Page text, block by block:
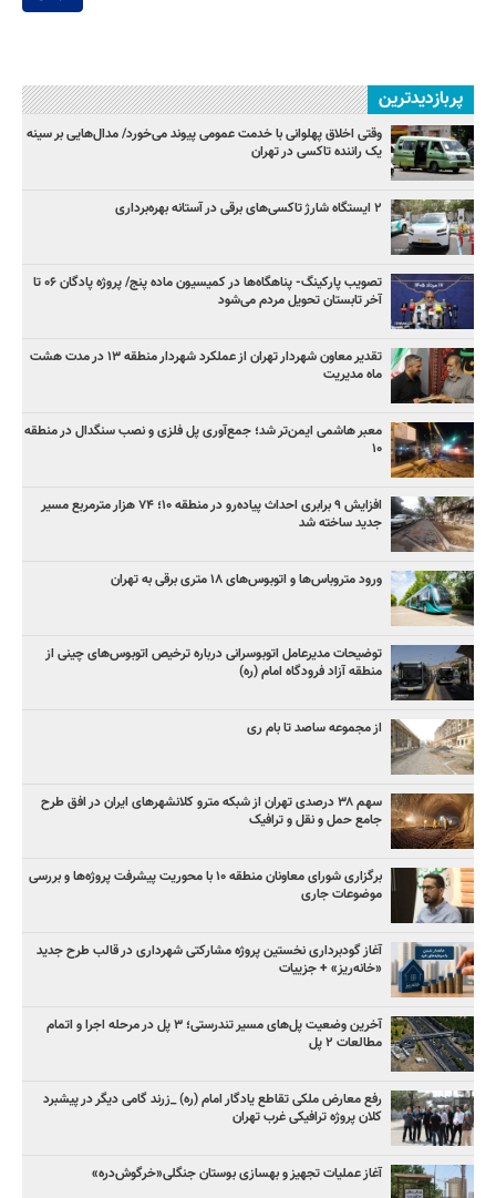
پربازدیدترین
وقتی اخلاق پهلوانی با خدمت عمومی پیوند می‌خورد/ مدال‌هایی بر سینه
یک راننده تاکسی در تهران
۲ ایستگاه شارژ تاکسی‌های برقی در آستانه بهره‌برداری
تصویب پارکینگ- پناهگاه‌ها در کمیسیون ماده پنج/ پروژه پادگان ۰۶ تا
آخر تابستان تحویل مردم می‌شود
تقدیر معاون شهردار تهران از عملکرد شهردار منطقه ۱۳ در مدت هشت
ماه مدیریت
معبر هاشمی ایمن‌تر شد؛ جمع‌آوری پل فلزی و نصب سنگدال در منطقه
۱۰
افزایش ۹ برابری احداث پیاده‌رو در منطقه ۱۰؛ ۷۴ هزار مترمربع مسیر
جدید ساخته شد
ورود متروباس‌ها و اتوبوس‌های ۱۸ متری برقی به تهران
توضیحات مدیرعامل اتوبوسرانی درباره ترخیص اتوبوس‌های چینی از
منطقه آزاد فرودگاه امام (ره)
از مجموعه ساصد تا بام ری
سهم ۳۸ درصدی تهران از شبکه مترو کلانشهرهای ایران در افق طرح
جامع حمل و نقل و ترافیک
برگزاری شورای معاونان منطقه ۱۰ با محوریت پیشرفت پروژه‌ها و بررسی
موضوعات جاری
آغاز گودبرداری نخستین پروژه مشارکتی شهرداری در قالب طرح جدید
«خانه‌ریز» + جزییات
آخرین وضعیت پل‌های مسیر تندرستی؛ ۳ پل در مرحله اجرا و اتمام
مطالعات ۲ پل
رفع معارض ملکی تقاطع یادگار امام (ره) _زرند گامی دیگر در پیشبرد
کلان پروژه‌ ترافیکی غرب تهران
آغاز عملیات تجهیز و بهسازی بوستان جنگلی«خرگوش‌دره»